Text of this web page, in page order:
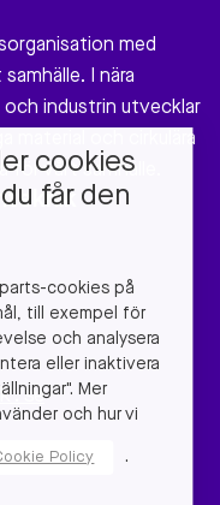
med
I nära
och industrin utvecklar
material och cirkulära
vårt samhälle.
cookies
får den
cookies på
till exempel för
och analysera
eller inaktivera
Mer
och hur vi
Policy .